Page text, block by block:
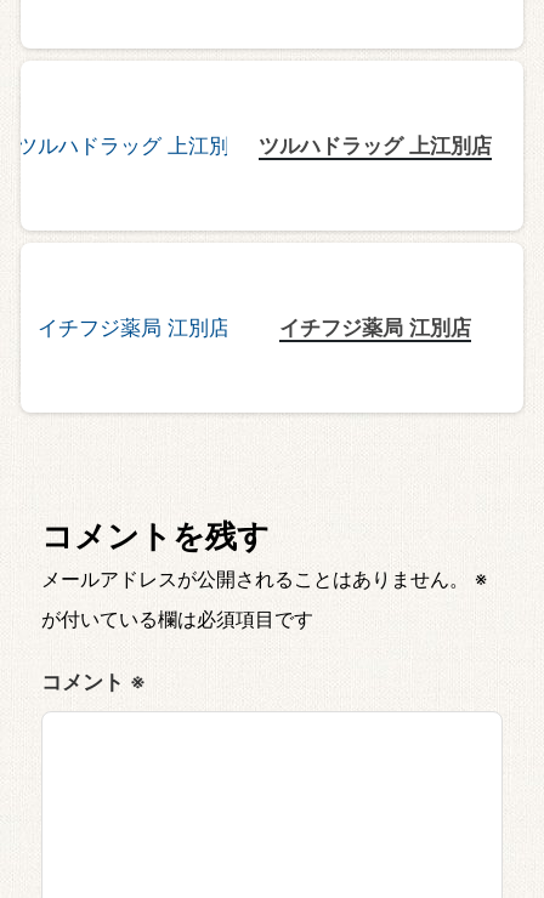
ツルハドラッグ 上江別店
イチフジ薬局 江別店
コメントを残す
メールアドレスが公開されることはありません。
※
が付いている欄は必須項目です
コメント ※